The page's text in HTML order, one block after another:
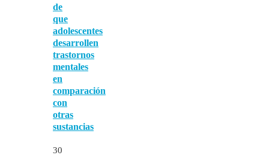
de
que
adolescentes
desarrollen
trastornos
mentales
en
comparación
con
otras
sustancias
30